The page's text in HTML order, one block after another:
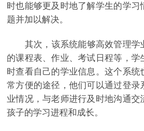
时也能够更及时地了解学生的学习
题并加以解决。
其次，该系统能够高效管理学
的课程表、作业、考试日程等，学
时查看自己的学业信息。这个系统
常方便的途径，他们可以通过登录
业情况，与老师进行及时地沟通交
孩子的学习进程和成长。